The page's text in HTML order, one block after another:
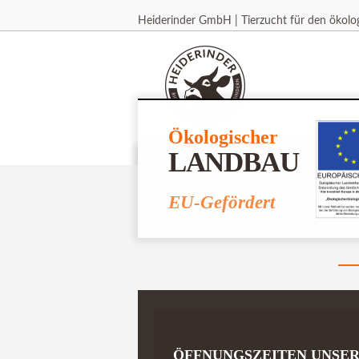
Heiderinder GmbH | Tierzucht für den
HOME SHOP
Ökologischer
LANDBAU
EU-Gefördert
ÖFFNUNGSZEITEN